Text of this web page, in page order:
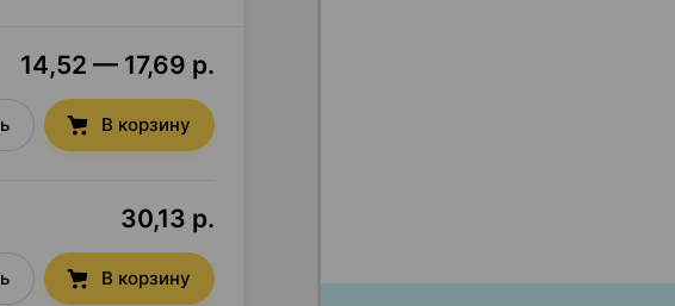
14,52 — 17,69 р.
В корзину
30,13 р.
В корзину